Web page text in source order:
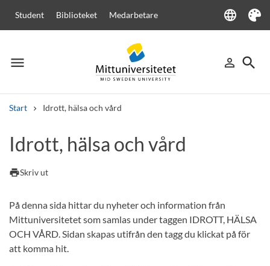
Student Biblioteket Medarbetare language
Language
Tema
menu
Meny person_outline
Logga in
search
Sök
Start Idrott, hälsa och vård
Andra söktjänster
Kurser och program
Idrott, hälsa och vård
printSkriv ut
På denna sida hittar du nyheter och information från
Mittuniversitetet som samlas under taggen IDROTT, HÄLSA
OCH VÅRD. Sidan skapas utifrån den tagg du klickat på för
att komma hit.